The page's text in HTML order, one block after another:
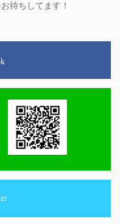
待ちしてます！